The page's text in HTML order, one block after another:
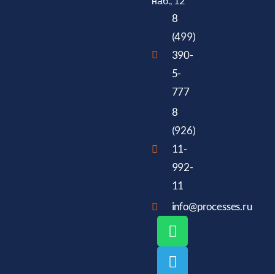
8
(499)
390-
5-
777
8
(926)
11-
992-
11
info@processes.ru